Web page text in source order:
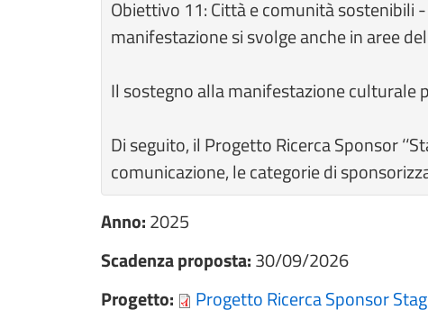
Obiettivo 11: Città e comunità sostenibili
manifestazione si svolge anche in aree
Il sostegno alla manifestazione culturale
Di seguito, il Progetto Ricerca Sponsor
comunicazione, le categorie di
Anno:2025
Scadenza proposta:30/09/2026
Progetto:
Progetto Ricerca Sponsor